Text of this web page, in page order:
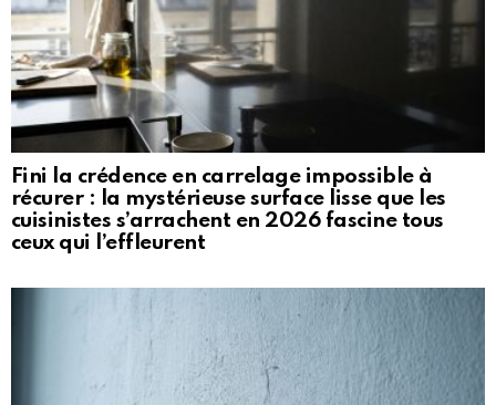
Fini la crédence en carrelage impossible à
récurer : la mystérieuse surface lisse que les
cuisinistes s’arrachent en 2026 fascine tous
ceux qui l’effleurent